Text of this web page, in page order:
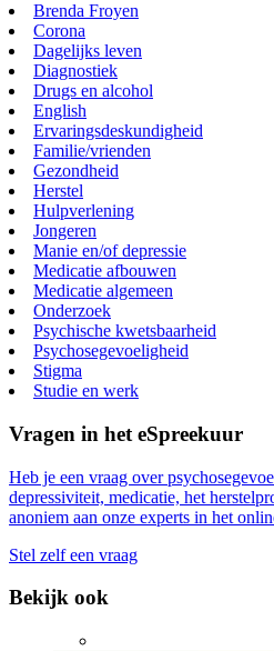
Brenda Froyen
Corona
Dagelijks leven
Diagnostiek
Drugs en alcohol
English
Ervaringsdeskundigheid
Familie/vrienden
Gezondheid
Herstel
Hulpverlening
Jongeren
Manie en/of depressie
Medicatie afbouwen
Medicatie algemeen
Onderzoek
Psychische kwetsbaarheid
Psychosegevoeligheid
Stigma
Studie en werk
Vragen in het eSpreekuur
Heb je een vraag over
depressiviteit, medicatie, het
anoniem aan onze experts in het
Stel zelf een vraag
Bekijk ook